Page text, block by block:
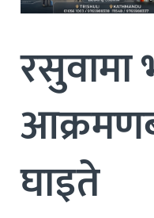
घाइते